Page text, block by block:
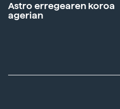
Astro erregearen koroa
agerian